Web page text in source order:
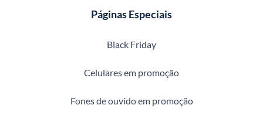
Páginas Especiais
Black Friday
Celulares em promoção
Fones de ouvido em promoção